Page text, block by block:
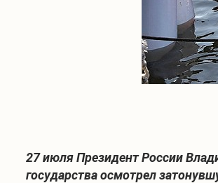
27 июля Президент России
государства осмотрел